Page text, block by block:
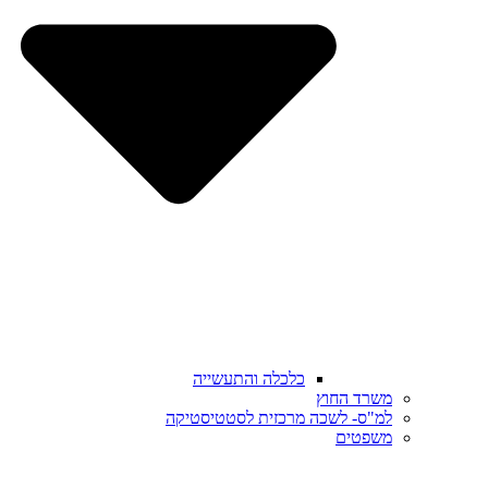
כלכלה והתעשייה
משרד החוץ
למ"ס- לשכה מרכזית לסטטיסטיקה
משפטים